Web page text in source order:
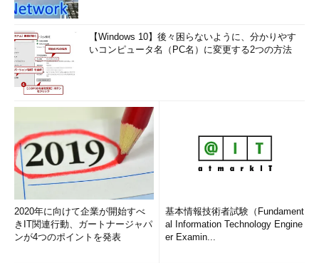
【Windows 10】後々困らないように、分かりやす
いコンピュータ名（PC名）に変更する2つの方法
2020年に向けて企業が開始すべ
きIT関連行動、ガートナージャパ
ンが4つのポイントを発表
基本情報技術者試験（Fundament
al Information Technology Engine
er Examin...